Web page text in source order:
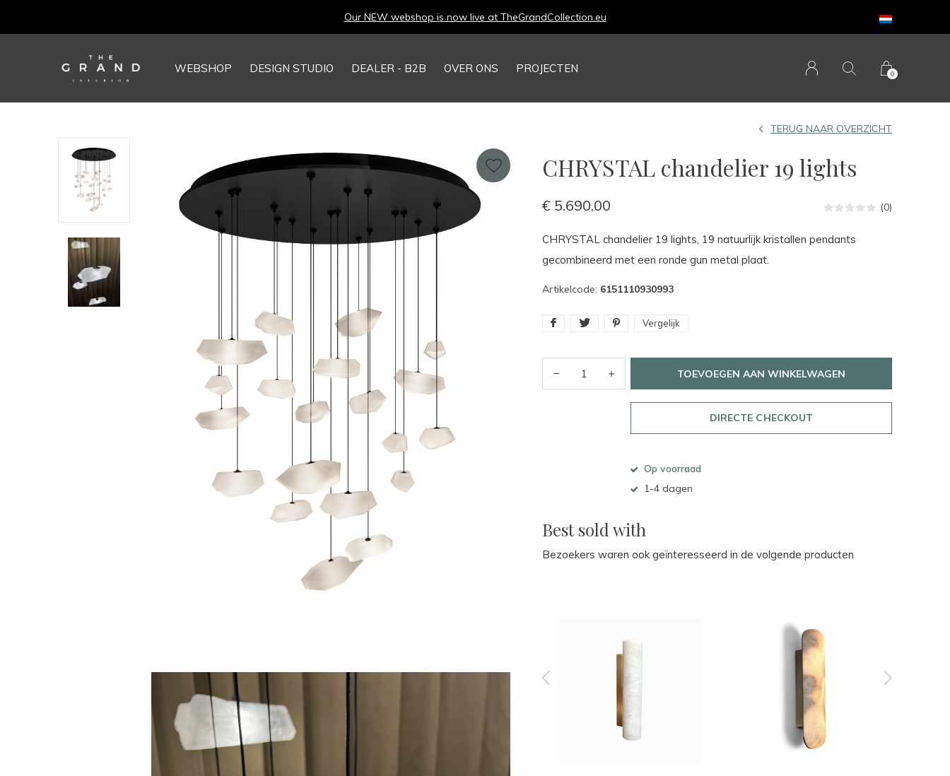
WEBSHOP DESIGN STUDIO DEALER - B2B OVER ONS PROJECTEN 0
Our NEW webshop is now live at TheGrandCollection.eu
CHRYSTAL chandelier 19 lights
TERUG NAAR OVERZICHT
€ 5.690,00 (0)
CHRYSTAL chandelier 19 lights, 19 natuurlijk kristallen pendants
gecombineerd met een ronde gun metal plaat.
Artikelcode: 6151110930993
Vergelijk
TOEVOEGEN AAN WINKELWAGEN
DIRECTE CHECKOUT
Op voorraad
1-4 dagen
Best sold with
Bezoekers waren ook geïnteresseerd in de volgende producten